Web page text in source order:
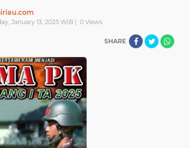
January 13, 2025 WIB | 0Views
SHARE